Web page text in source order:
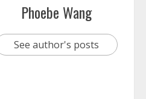
Phoebe Wang
See author's posts